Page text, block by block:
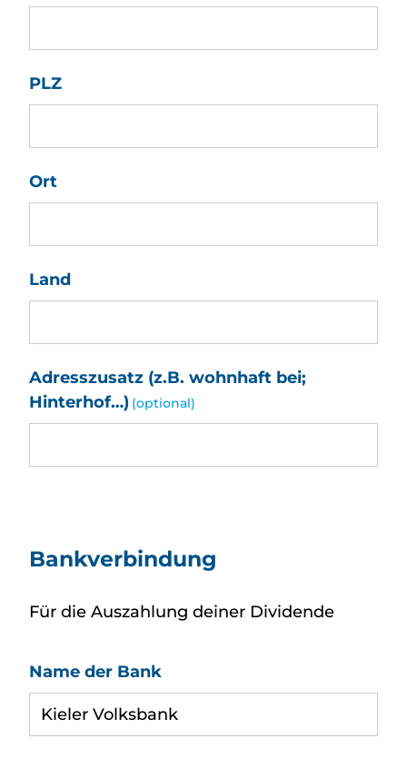
PLZ
Ort
Land
Adresszusatz (z.B. wohnhaft bei;
Hinterhof…) (optional)
Bankverbindung
Für die Auszahlung deiner Dividende
Name der Bank